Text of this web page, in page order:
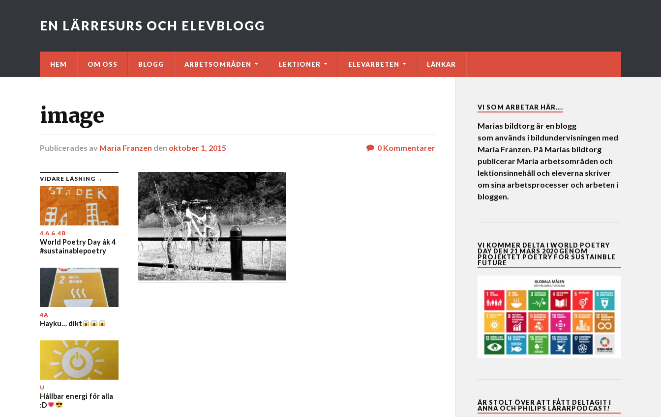
EN LÄRRESURS OCH ELEVBLOGG
HEM OM OSS BLOGG ARBETSOMRÅDEN LEKTIONER ELEVARBETEN LÄNKAR
image
Publicerades av Maria Franzen den oktober 1, 2015 0Kommentarer
VIDARE LÄSNING →
4 A & 4B
World Poetry Day åk 4
#sustainablepoetry
4A
Hayku… dikt
U
Hållbar energi för alla
:D
VI SOM ARBETAR HÄR….
Marias bildtorg är en blogg
som används i bildundervisningen med
Maria Franzen. På Marias bildtorg
publicerar Maria arbetsområden och
lektionsinnehåll och eleverna skriver
om sina arbetsprocesser och arbeten i
bloggen.
VI KOMMER DELTA I WORLD POETRY
DAY DEN 21 MARS 2020 GENOM
PROJEKTET POETRY FOR SUSTAINBLE
FUTURE
ÄR STOLT ÖVER ATT FÅTT DELTAGIT I
ANNA OCH PHILIPS LÄRARPODCAST!